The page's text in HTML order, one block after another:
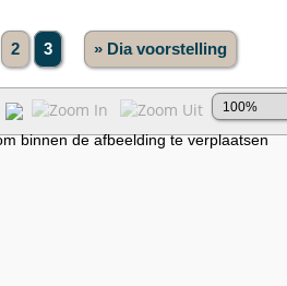
2 3 » Dia voorstelling